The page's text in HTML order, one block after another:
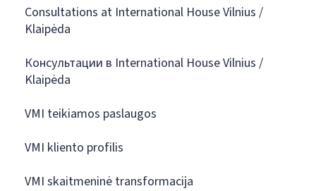
Consultations at International House Vilnius /
Klaipėda
Консультации в International House Vilnius /
Klaipėda
VMI teikiamos paslaugos
VMI kliento profilis
VMI skaitmeninė transformacija